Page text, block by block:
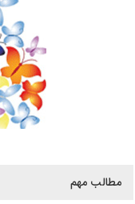
مطالب مهم